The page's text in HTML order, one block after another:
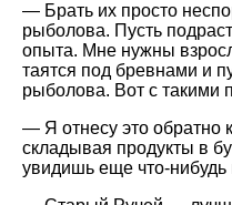
— Брать их просто
рыболова. Пусть
опыта. Мне нужны
таятся под бревнами и
рыболова. Вот с такими
— Я отнесу это обратно
складывая продукты в
увидишь еще что-нибудь